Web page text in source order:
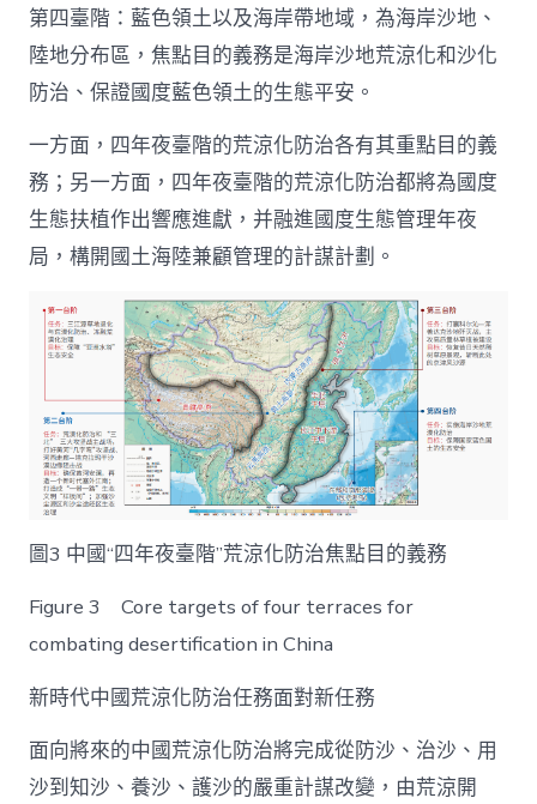
第四臺階：藍色領土以及海岸帶地域，為海岸沙地、
陸地分布區，焦點目的義務是海岸沙地荒涼化和沙化
防治、保證國度藍色領土的生態平安。
一方面，四年夜臺階的荒涼化防治各有其重點目的義
務；另一方面，四年夜臺階的荒涼化防治都將為國度
生態扶植作出響應進獻，并融進國度生態管理年夜
局，構開國土海陸兼顧管理的計謀計劃。
圖3 中國“四年夜臺階”荒涼化防治焦點目的義務
Figure 3 Core targets of four terraces for
combating desertification in China
新時代中國荒涼化防治任務面對新任務
面向將來的中國荒涼化防治將完成從防沙、治沙、用
沙到知沙、養沙、護沙的嚴重計謀改變，由荒涼開